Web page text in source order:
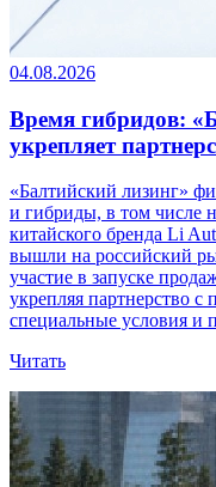
04.08.2026
Время гибридов:
укрепляет
«Балтийский лизинг»
и гибриды, в том числе
китайского бренда Li
вышли на российский
участие в запуске
укрепляя партнерство с
специальные условия и
Читать